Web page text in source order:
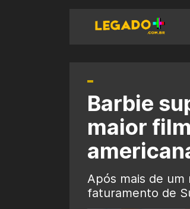
Barbie
maior
Após mais de
faturamento de